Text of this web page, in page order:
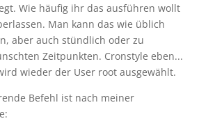
Wie häufig ihr das ausführen wollt
Man kann das wie üblich
aber auch stündlich oder zu
Zeitpunkten. Cronstyle eben...
wieder der User root ausgewählt.
Befehl ist nach meiner